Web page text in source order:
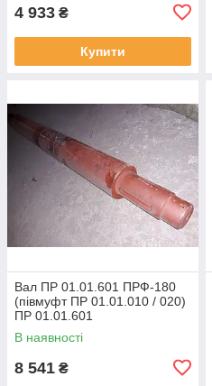
4 933 ₴
Купити
Вал ПР 01.01.601 ПРФ-180
(півмуфт ПР 01.01.010 / 020)
ПР 01.01.601
В наявності
8 541 ₴